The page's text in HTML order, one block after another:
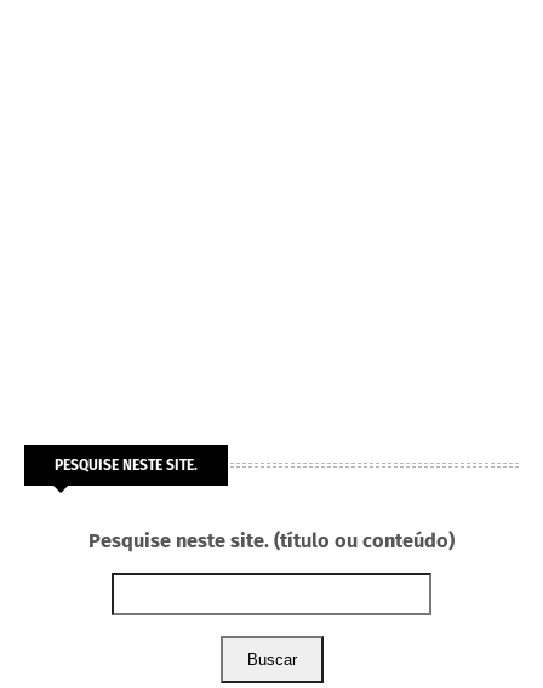
PESQUISE NESTE SITE.
Pesquise neste site. (título ou conteúdo)
Buscar